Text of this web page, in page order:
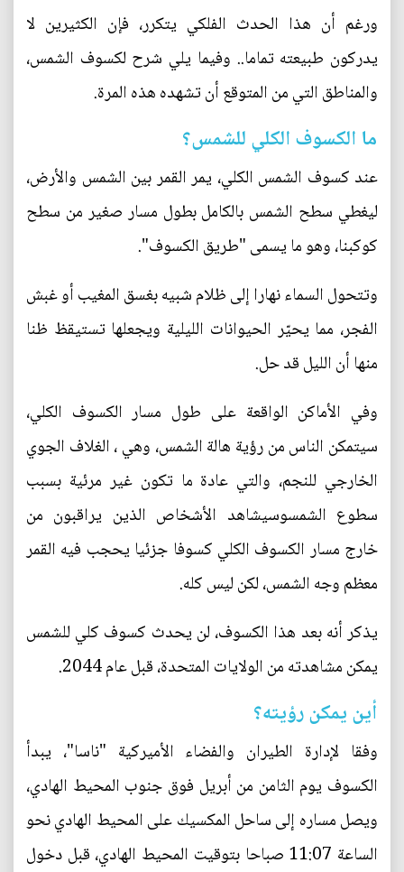
ورغم أن هذا الحدث الفلكي يتكرر، فإن الكثيرين لا
يدركون طبيعته تماما.. وفيما يلي شرح لكسوف الشمس،
والمناطق التي من المتوقع أن تشهده هذه المرة.
ما الكسوف الكلي للشمس؟
عند كسوف الشمس الكلي، يمر القمر بين الشمس والأرض،
ليغطي سطح الشمس بالكامل بطول مسار صغير من سطح
كوكبنا، وهو ما يسمى "طريق الكسوف".
وتتحول السماء نهارا إلى ظلام شبيه بغسق المغيب أو غبش
الفجر، مما يحيّر الحيوانات الليلية ويجعلها تستيقظ ظنا
منها أن الليل قد حل.
وفي الأماكن الواقعة على طول مسار الكسوف الكلي،
سيتمكن الناس من رؤية هالة الشمس، وهي ، الغلاف الجوي
الخارجي للنجم، والتي عادة ما تكون غير مرئية بسبب
سطوع الشمسوسيشاهد الأشخاص الذين يراقبون من
خارج مسار الكسوف الكلي كسوفا جزئيا يحجب فيه القمر
معظم وجه الشمس، لكن ليس كله.
يذكر أنه بعد هذا الكسوف، لن يحدث كسوف كلي للشمس
يمكن مشاهدته من الولايات المتحدة، قبل عام 2044.
أين يمكن رؤيته؟
وفقا لإدارة الطيران والفضاء الأميركية "ناسا"، يبدأ
الكسوف يوم الثامن من أبريل فوق جنوب المحيط الهادي،
ويصل مساره إلى ساحل المكسيك على المحيط الهادي نحو
الساعة 11:07 صباحا بتوقيت المحيط الهادي، قبل دخول